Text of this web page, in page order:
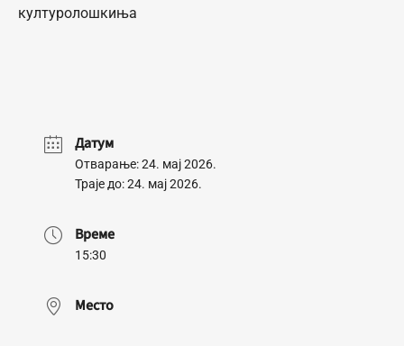
културолошкиња
Датум
Отварање: 24. мај 2026.
Траје до: 24. мај 2026.
Време
15:30
Место